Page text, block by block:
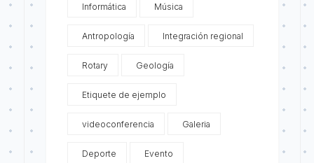
Informática Música
Antropología Integración regional
Rotary Geología
Etiquete de ejemplo
videoconferencia Galeria
Deporte Evento